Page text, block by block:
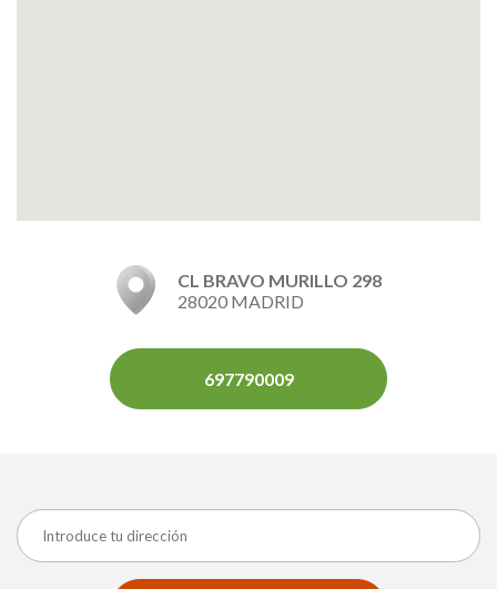
CL BRAVO MURILLO 298
28020 MADRID
697790009